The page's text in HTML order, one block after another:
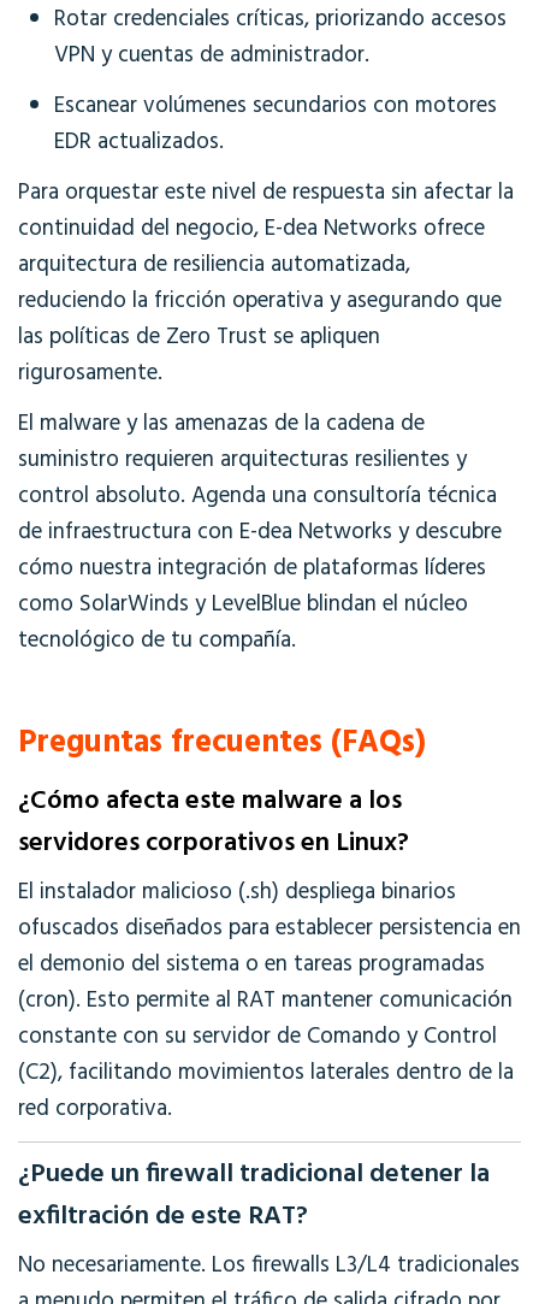
Rotar credenciales críticas, priorizando accesos
VPN y cuentas de administrador.
Escanear volúmenes secundarios con motores
EDR actualizados.
Para orquestar este nivel de respuesta sin afectar la
continuidad del negocio, E-dea Networks ofrece
arquitectura de resiliencia automatizada,
reduciendo la fricción operativa y asegurando que
las políticas de Zero Trust se apliquen
rigurosamente.
El malware y las amenazas de la cadena de
suministro requieren arquitecturas resilientes y
control absoluto. Agenda una consultoría técnica
de infraestructura con E-dea Networks y descubre
cómo nuestra integración de plataformas líderes
como SolarWinds y LevelBlue blindan el núcleo
tecnológico de tu compañía.
Preguntas frecuentes (FAQs)
¿Cómo afecta este malware a los
servidores corporativos en Linux?
El instalador malicioso (.sh) despliega binarios
ofuscados diseñados para establecer persistencia en
el demonio del sistema o en tareas programadas
(cron). Esto permite al RAT mantener comunicación
constante con su servidor de Comando y Control
(C2), facilitando movimientos laterales dentro de la
red corporativa.
¿Puede un firewall tradicional detener la
exfiltración de este RAT?
No necesariamente. Los firewalls L3/L4 tradicionales